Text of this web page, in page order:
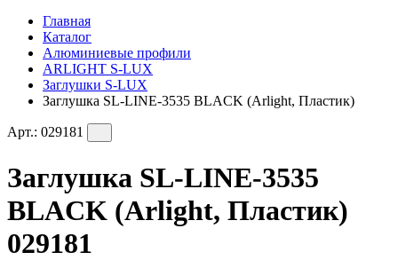
Главная
Каталог
Алюминиевые профили
ARLIGHT S-LUX
Заглушки S-LUX
Заглушка SL-LINE-3535 BLACK (Arlight, Пластик)
Арт.: 029181
Заглушка SL-LINE-3535
BLACK (Arlight, Пластик)
029181